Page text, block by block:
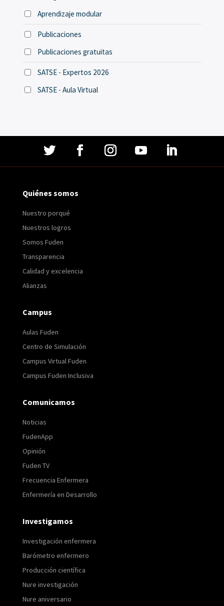
Aprendizaje modular
Publicaciones
Publicaciones gratuitas
SATSE - Expertos 2026
SATSE - Aula Virtual
Quiénes somos
Nuestro porqué
Nuestros logros
Somos Fuden
Transparencia
Calidad y excelencia
Alianzas
Campus
Aulas Fuden
Centro de Simulación
Campus Virtual Fuden
Campus Fuden Inclusiva
Comunicamos
Noticias
FudenApp
Opinión
Fuden TV
Frecuencia Enfermera
Enfermería en Desarrollo
Investigamos
Investigación enfermera
Barómetro enfermero
Producción científica
Nure investigación
Nure aniversario